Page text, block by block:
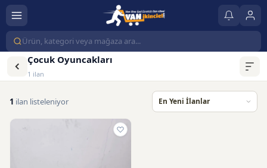
Çocuk Oyuncakları
1 ilan
1 ilan listeleniyor